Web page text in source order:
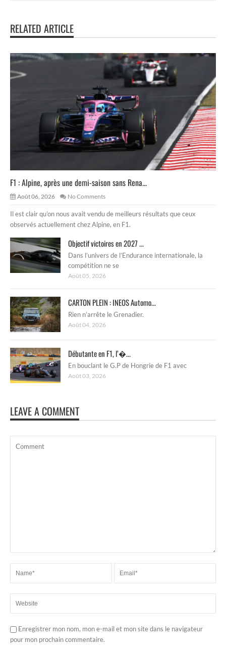
RELATED ARTICLE
F1 : Alpine, après une demi-saison sans Rena...
Août 06, 2026 No Comments
Il est clair qu’on nous avait vendu de meilleurs résultats que ceux
observés actuellement chez Alpine, en F1.
Objectif victoires en 2027 ...
Dans l’univers de l’Endurance internationale, la
compétition ne se
Août 05, 2026
CARTON PLEIN : INEOS Automo...
Rien n’arrête le Grenadier.
Août 04, 2026
Débutante en F1, l’�...
En bouclant le G.P de Hongrie de F1 avec
Août 03, 2026
LEAVE A COMMENT
Enregistrer mon nom, mon e-mail et mon site dans le navigateur
pour mon prochain commentaire.